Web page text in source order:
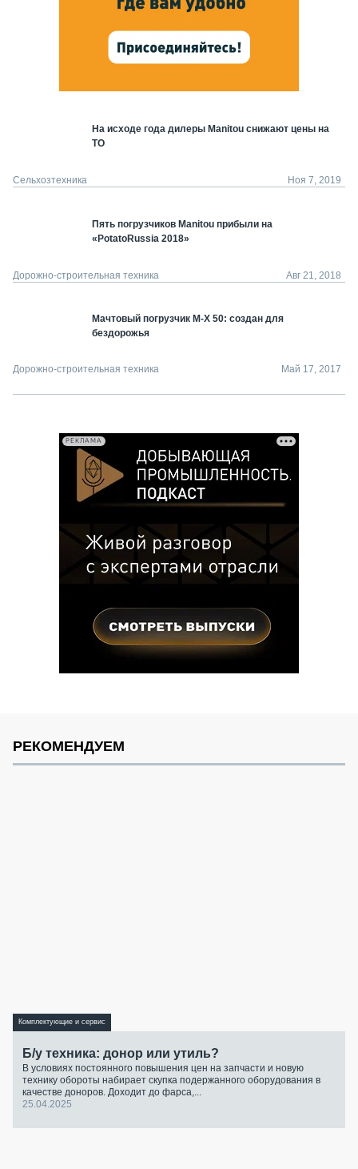
На исходе года дилеры Manitou снижают цены на
ТО
Сельхозтехника Ноя 7, 2019
Пять погрузчиков Manitou прибыли на
«PotatoRussia 2018»
Дорожно-строительная техника Авг 21, 2018
Мачтовый погрузчик M-X 50: создан для
бездорожья
Дорожно-строительная техника Май 17, 2017
РЕКЛАМА
РЕКОМЕНДУЕМ
Комплектующие и сервис
Б/у техника: донор или утиль?
В условиях постоянного повышения цен на запчасти и новую
технику обороты набирает скупка подержанного оборудования в
качестве доноров. Доходит до фарса,...
25.04.2025